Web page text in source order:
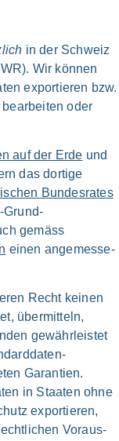
in der Schweiz
Wir kön­nen
expor­tie­ren bzw.
oder
auf der Erde und
das dor­ti­ge
Bun­des­ra­tes
Grund­
gemäss
einen ange­mes­se­
Recht kei­nen
über­mitteln,
gewähr­lei­stet
Garan­tien.
in Staa­ten ohne
expor­tie­ren,
Voraus­